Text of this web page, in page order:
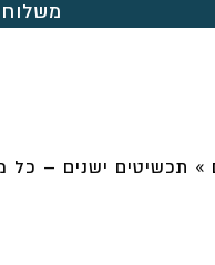
משלוחים
» תכשיטים ישנים – כל